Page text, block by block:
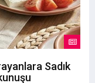
Sadık